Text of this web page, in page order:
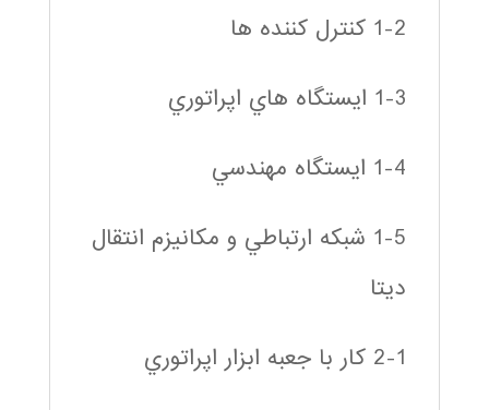
1-2 كنترل كننده ها
1-3 ايستگاه هاي اپراتوري
1-4 ايستگاه مهندسي
1-5 شبكه ارتباطي و مكانيزم انتقال
ديتا
2-1 كار با جعبه ابزار اپراتوري